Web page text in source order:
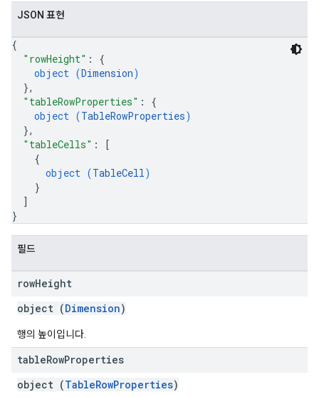
JSON 표현
{
"rowHeight" : {
object (Dimension)
},
"tableRowProperties" : {
object (TableRowProperties)
},
"tableCells" :
[
{
object (TableCell)
}
]
}
필드
rowHeight
object (Dimension)
행의 높이입니다.
tableRowProperties
object (TableRowProperties)